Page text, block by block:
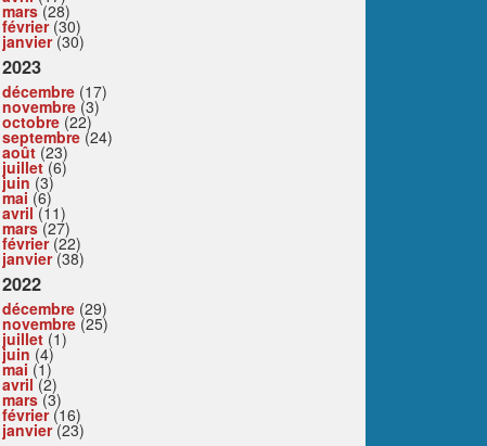
mars(28)
février(30)
janvier(30)
2023
décembre (17)
novembre (3)
octobre (22)
septembre (24)
août (23)
juillet(6)
juin (3)
mai (6)
avril(11)
mars(27)
février(22)
janvier(38)
2022
décembre (29)
novembre (25)
juillet (1)
juin (4)
mai (1)
avril(2)
mars(3)
février(16)
janvier(23)